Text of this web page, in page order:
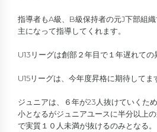
指導者もA級、B級保持者の元J下部組
主になって指導してくれます。
U13リーグは創部２年目で１年遅れての
U15リーグは、今年度昇格に期待してま
ジュニアは、６年が23人抜けていくた
小となるがジュニアユースに半分以上
で実質１０人未満が抜けるのみとなる。